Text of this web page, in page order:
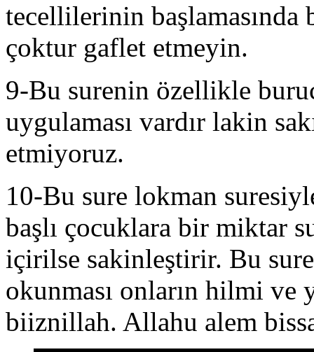
tecellilerinin başlamasında
çoktur gaflet etmeyin.
9-Bu surenin özellikle
uygulaması vardır lakin
etmiyoruz.
10-Bu sure lokman
başlı çocuklara bir miktar
içirilse sakinleştirir. Bu
okunması onların hilmi ve
biiznillah. Allahu alem